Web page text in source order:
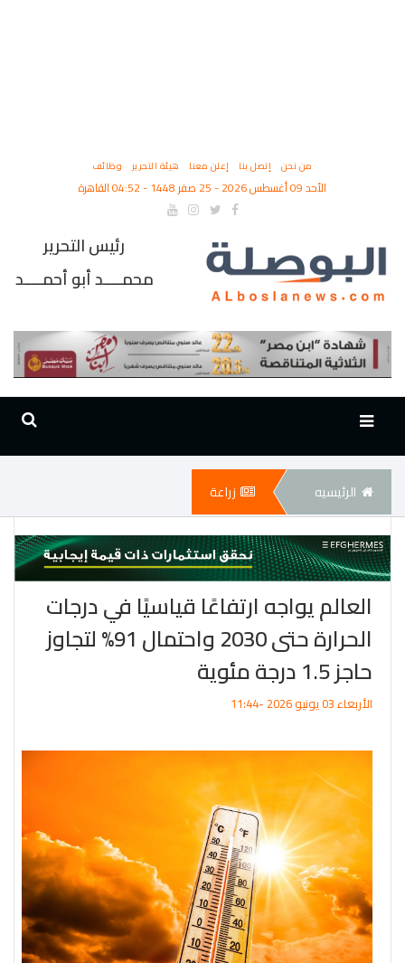
من نحن إتصل بنا إعلن معنا هيئة التحرير وظائف
الأحد 09 أغسطس 2026 - 25 صفر 1448 - 04:52 القاهرة
رئيس التحرير
محمــــد أبو أحمــــد
الرئيسيه زراعة
العالم يواجه ارتفاعًا قياسيًا في درجات
الحرارة حتى 2030 واحتمال 91% لتجاوز
حاجز 1.5 درجة مئوية
الأربعاء 03 يونيو 2026 -11:44